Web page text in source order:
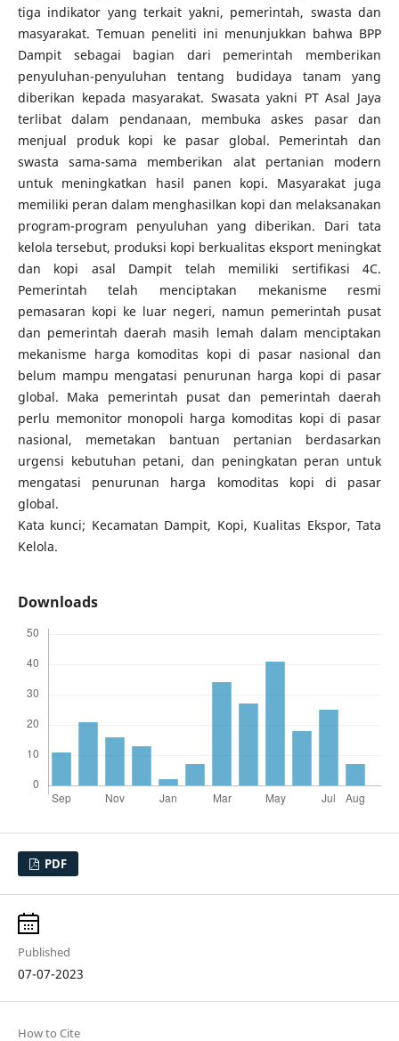
tiga indikator yang terkait yakni, pemerintah, swasta dan
masyarakat. Temuan peneliti ini menunjukkan bahwa BPP
Dampit sebagai bagian dari pemerintah memberikan
penyuluhan-penyuluhan tentang budidaya tanam yang
diberikan kepada masyarakat. Swasata yakni PT Asal Jaya
terlibat dalam pendanaan, membuka askes pasar dan
menjual produk kopi ke pasar global. Pemerintah dan
swasta sama-sama memberikan alat pertanian modern
untuk meningkatkan hasil panen kopi. Masyarakat juga
memiliki peran dalam menghasilkan kopi dan melaksanakan
program-program penyuluhan yang diberikan. Dari tata
kelola tersebut, produksi kopi berkualitas eksport meningkat
dan kopi asal Dampit telah memiliki sertifikasi 4C.
Pemerintah telah menciptakan mekanisme resmi
pemasaran kopi ke luar negeri, namun pemerintah pusat
dan pemerintah daerah masih lemah dalam menciptakan
mekanisme harga komoditas kopi di pasar nasional dan
belum mampu mengatasi penurunan harga kopi di pasar
global. Maka pemerintah pusat dan pemerintah daerah
perlu memonitor monopoli harga komoditas kopi di pasar
nasional, memetakan bantuan pertanian berdasarkan
urgensi kebutuhan petani, dan peningkatan peran untuk
mengatasi penurunan harga komoditas kopi di pasar
global.
Kata kunci; Kecamatan Dampit, Kopi, Kualitas Ekspor, Tata
Kelola.
Downloads
PDF
Published
07-07-2023
How to Cite